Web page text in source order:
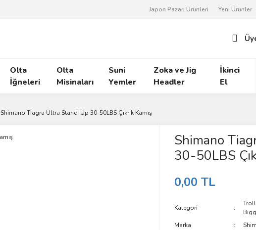
Japon Pazarı Ürünleri Yeni Ürünler
Olta
İğneleri
Olta
Misinaları
Suni
Yemler
Zoka ve Jig
Headler
İkinci
El
Shimano Tiagra Ultra Stand-Up 30-50LBS Çıkrık Kamış
Shimano
30-50LBS
0,00 TL
Kategori
Marka